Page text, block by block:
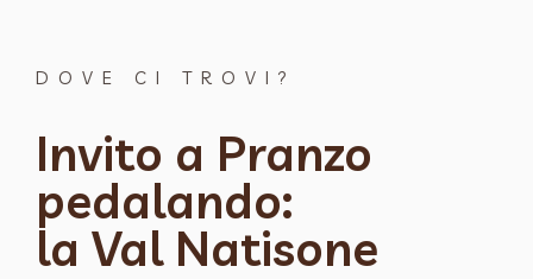
DOVE CI TROVI?
Invito a Pranzo
pedalando:
la Val Natisone